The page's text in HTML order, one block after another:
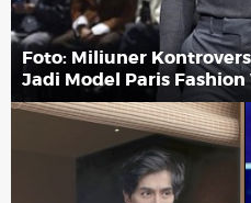
Foto: Miliuner
Jadi Model Paris Fashion